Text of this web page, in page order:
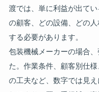
渡では、単に利益が出て
の顧客、どの設備、どの
する必要があります。
包装機械メーカーの場合
た。作業条件、顧客別仕
の工夫など、数字では見